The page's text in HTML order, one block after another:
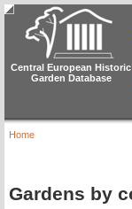
Central European Historic
Garden Database
Home
Gardens by